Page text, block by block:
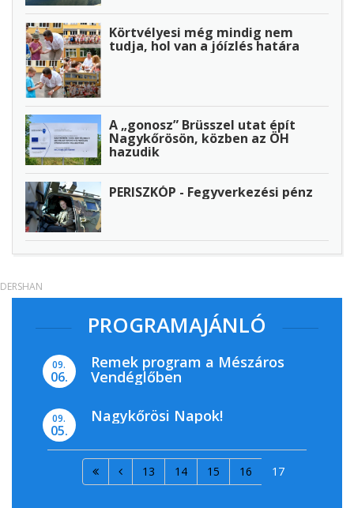
Körtvélyesi még mindig nem
tudja, hol van a jóízlés határa
A „gonosz” Brüsszel utat épít
Nagykőrösön, közben az ÖH
hazudik
PERISZKÓP - Fegyverkezési pénz
PROGRAMAJÁNLÓ
09.
06.
Remek program a Mészáros
Vendéglőben
09.
05.
Nagykőrösi Napok!
13 14 15 16 17
DERSHAN